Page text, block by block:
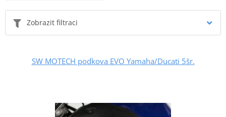
Zobrazit filtraci
SW MOTECH podkova EVO Yamaha/Ducati 5šr.